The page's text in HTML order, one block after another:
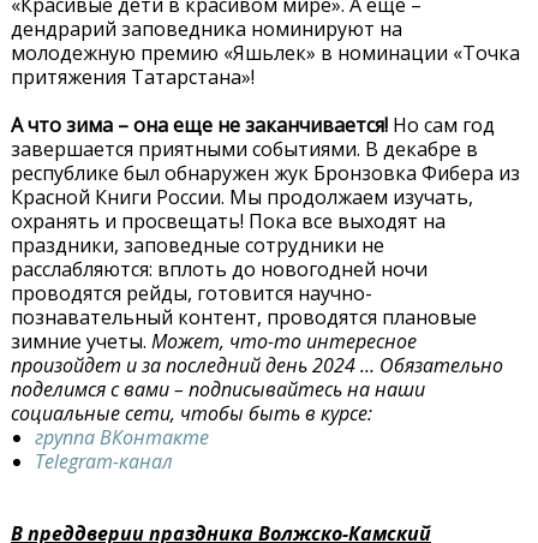
дендрарий заповедника номинируют на
молодежную премию «Яшьлек» в номинации «Точка
притяжения Татарстана»!
А что зима – она еще не заканчивается!Но сам год
завершается приятными событиями. В декабре в
республике был обнаружен жук Бронзовка Фибера из
Красной Книги России. Мы продолжаем изучать,
охранять и просвещать! Пока все выходят на
праздники, заповедные сотрудники не
расслабляются: вплоть до новогодней ночи
проводятся рейды, готовится научно-
познавательный контент, проводятся плановые
зимние учеты. Может, что-то интересное
произойдет и за последний день 2024 … Обязательно
поделимся с вами – подписывайтесь на наши
социальные сети, чтобы быть в курсе:
группа ВКонтакте
Telegram-канал
В преддверии праздника Волжско-Камский